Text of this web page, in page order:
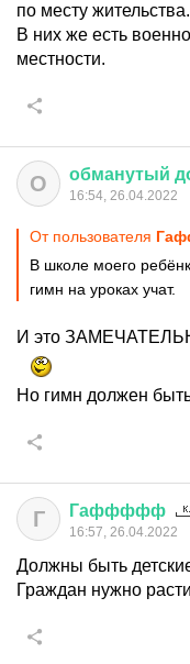
по месту жительства.
В них же есть
местности.
О обманутый
16:54, 26.04.2022
От пользователя
В школе моего
гимн на уроках учат.
И это
Но гимн должен
Г Гаффффф
16:57, 26.04.2022
Должны быть
Граждан нужно